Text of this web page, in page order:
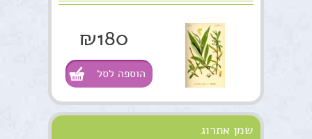
₪180
הוספה לסל
שמן אתרוג